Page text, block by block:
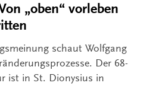
„oben“ vorleben
schaut Wolfgang
Der 68-
ist in St. Dionysius in